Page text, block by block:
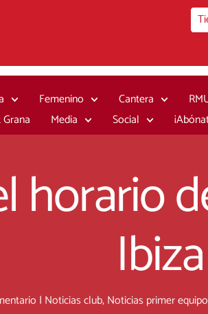
Femenino Cantera
Media Social
horario
Ibiza
| Noticias club,Noticias primer equipo